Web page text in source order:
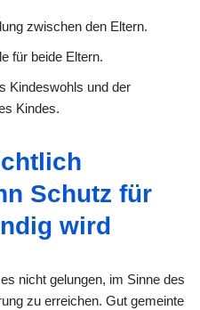
zwischen den Eltern.
für beide Eltern.
Kindeswohls und der
Kindes.
Schutz für
wird
nicht gelungen, im Sinne des
zu erreichen. Gut gemeinte